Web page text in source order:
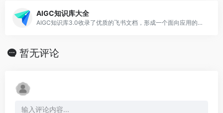
AIGC知识库大全
AIGC知识库3.0收录了优质的飞书文档，形成一个面向应用的知识库​
暂无评论